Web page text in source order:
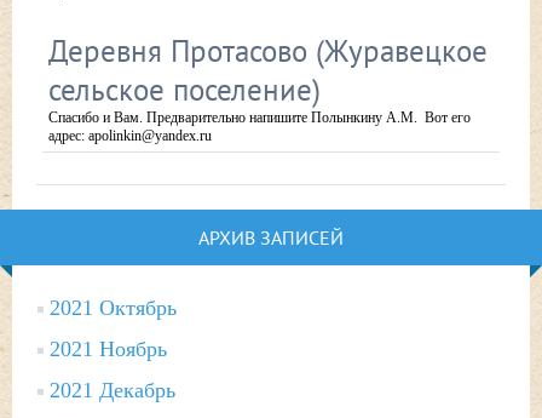
Деревня Протасово (Журавецкое
сельское поселение)
Спасибо и Вам. Предварительно напишите Полынкину А.М. Вот его
адрес: apolinkin@yandex.ru
АРХИВ ЗАПИСЕЙ
2021 Октябрь
2021 Ноябрь
2021 Декабрь